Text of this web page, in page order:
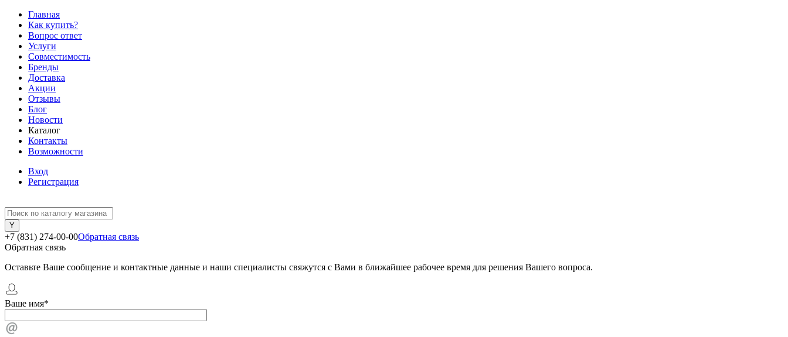
Главная
Как купить?
Вопрос ответ
Услуги
Совместимость
Бренды
Доставка
Акции
Отзывы
Блог
Новости
Каталог
Контакты
Возможности
Вход
Регистрация
+7 (831) 274-00-00Обратная связь
Обратная связь
Оставьте Ваше сообщение и контактные данные и наши специалисты свяжутся с Вами в ближайшее рабочее время для решения Вашего вопроса.
Ваше имя*